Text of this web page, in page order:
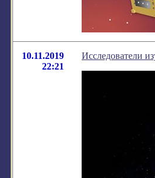
10.11.2019
22:21
Исследователи